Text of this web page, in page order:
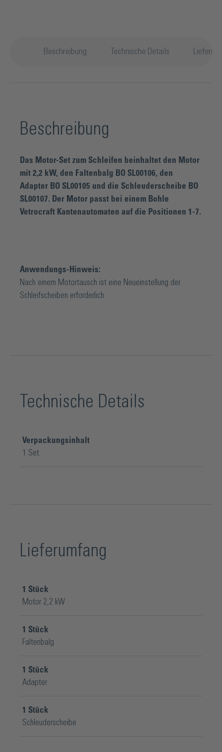
Beschreibung Technische Details
Beschreibung
Das Motor-Set zum Schleifen beinhaltet den Motor
mit 2,2 kW, den Faltenbalg BO SL00106, den
Adapter BO SL00105 und die Schleuderscheibe BO
SL00107. Der Motor passt bei einem Bohle
Vetrocraft Kantenautomaten auf die Positionen 1-7.
Anwendungs-Hinweis:
Nach einem Motortausch ist eine Neueinstellung der
Schleifscheiben erforderlich
Technische Details
Verpackungsinhalt
1 Set
Lieferumfang
1 Stück
Motor 2,2 kW
1 Stück
Faltenbalg
1 Stück
Adapter
1 Stück
Schleuderscheibe